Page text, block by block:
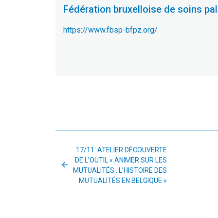
Fédération bruxelloise de soins
https://www.fbsp-bfpz.org/
17/11: ATELIER DÉCOUVERTE
DE L’OUTIL « ANIMER SUR LES
MUTUALITÉS : L’HISTOIRE DES
MUTUALITÉS EN BELGIQUE »